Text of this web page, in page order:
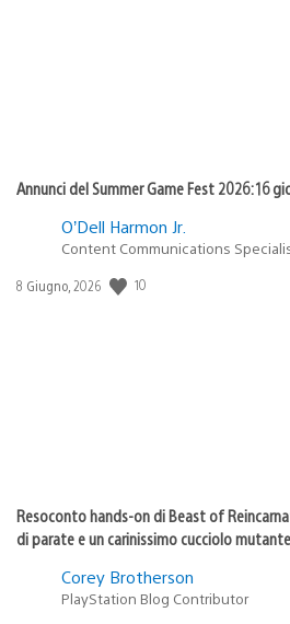
Annunci del Summer Game Fest 2026: 16
O’Dell Harmon Jr.
Content Communications
Data
8 Giugno, 2026 10
Resoconto hands-on di Beast of
di parate e un carinissimo cucciolo mutante
Corey Brotherson
PlayStation Blog Contributor